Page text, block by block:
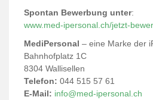
Spontan Bewerbung unter:
www.med-ipersonal.ch/jetzt-
MediPersonal – eine Marke der
Bahnhofplatz 1C
8304 Wallisellen
Telefon: 044 515 57 61
E-Mail: info@med-ipersonal.ch